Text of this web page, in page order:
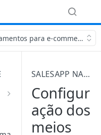
para e-commerce no
SALESAPP NA VTEX
Configur
ação dos
meios